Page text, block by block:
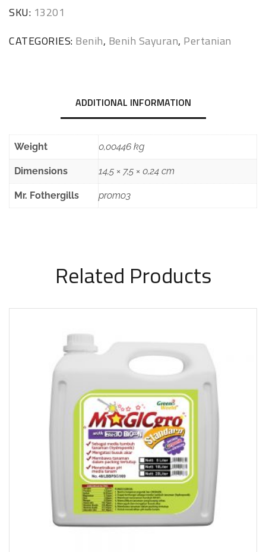
SKU: 13201
CATEGORIES: Benih, Benih Sayuran, Pertanian
ADDITIONAL INFORMATION
Weight 0,00446 kg
Dimensions 14,5 × 7,5 × 0,24 cm
Mr. Fothergills promo3
Related Products